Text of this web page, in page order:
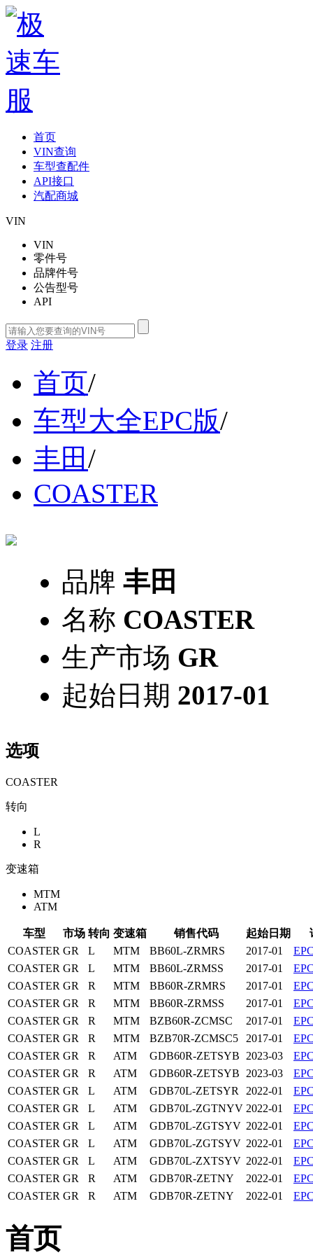
首页
VIN查询
车型查配件
API接口
汽配商城
VIN
VIN
零件号
品牌件号
公告型号
API
登录 注册
首页/
车型大全EPC版/
丰田 /
COASTER
品牌 丰田
名称 COASTER
生产市场 GR
起始日期 2017-01
选项
COASTER
转向
L
R
变速箱
MTM
ATM
车型 市场 转向 变速箱 销售代码 起始日期
COASTER GR L MTM BB60L-ZRMRS 2017-01
COASTER GR L MTM BB60L-ZRMSS 2017-01
COASTER GR R MTM BB60R-ZRMRS 2017-01
COASTER GR R MTM BB60R-ZRMSS 2017-01
COASTER GR R MTM BZB60R-ZCMSC 2017-01
COASTER GR R MTM BZB70R-ZCMSC5 2017-01
COASTER GR R ATM GDB60R-ZETSYB 2023-03
COASTER GR R ATM GDB60R-ZETSYB 2023-03
COASTER GR L ATM GDB70L-ZETSYR 2022-01
COASTER GR L ATM GDB70L-ZGTNYV 2022-01
COASTER GR L ATM GDB70L-ZGTSYV 2022-01
COASTER GR L ATM GDB70L-ZGTSYV 2022-01
COASTER GR L ATM GDB70L-ZXTSYV 2022-01
COASTER GR R ATM GDB70R-ZETNY 2022-01
COASTER GR R ATM GDB70R-ZETNY 2022-01
首页